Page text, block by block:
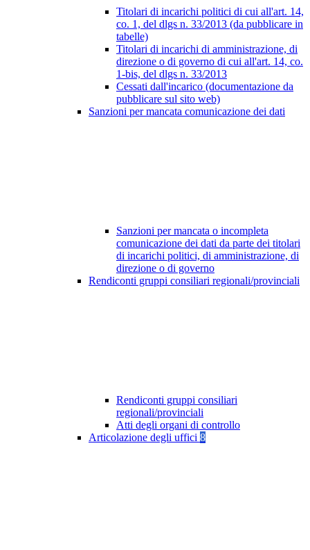
Titolari di incarichi politici di cui all'art. 14,
co. 1, del dlgs n. 33/2013 (da pubblicare in
tabelle)
Titolari di incarichi di amministrazione, di
direzione o di governo di cui all'art. 14, co.
1-bis, del dlgs n. 33/2013
Cessati dall'incarico (documentazione da
pubblicare sul sito web)
Sanzioni per mancata comunicazione dei dati
Sanzioni per mancata o incompleta
comunicazione dei dati da parte dei titolari
di incarichi politici, di amministrazione, di
direzione o di governo
Rendiconti gruppi consiliari regionali/provinciali
Rendiconti gruppi consiliari
regionali/provinciali
Atti degli organi di controllo
Articolazione degli uffici 8